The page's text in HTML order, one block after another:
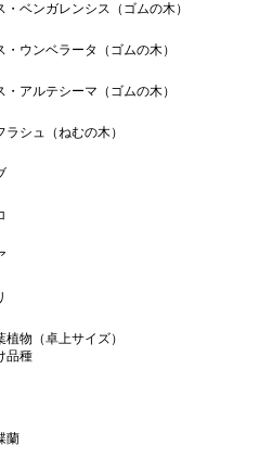
・ベンガレンシス（ゴムの木）
・ウンベラータ（ゴムの木）
・アルテシーマ（ゴムの木）
ラシュ（ねむの木）
植物（卓上サイズ）
品種
蘭